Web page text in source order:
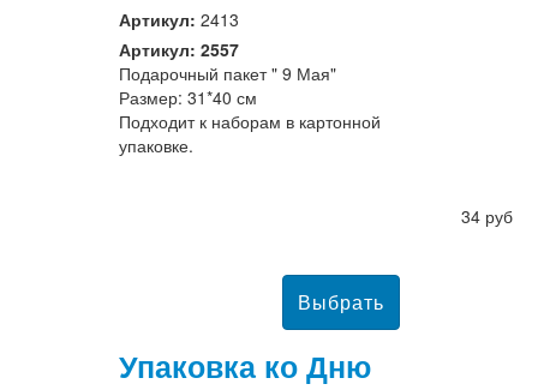
Артикул: 2413
Артикул: 2557
Подарочный пакет " 9 Мая"
Размер: 31*40 см
Подходит к наборам в картонной
упаковке.
34 руб
Упаковка ко Дню